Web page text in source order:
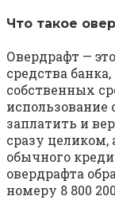
Что такое
Овердрафт —
средства
собственных
использование
заплатить и
сразу целиком,
обычного
овердрафта
номеру 8 800